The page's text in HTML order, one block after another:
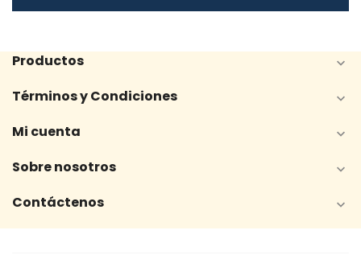
Productos 
Términos y Condiciones 
Mi cuenta 
Sobre nosotros 
Contáctenos 